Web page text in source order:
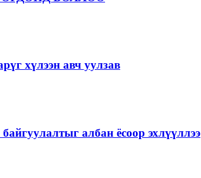
хүлээн авч уулзав
албан ёсоор эхлүүллээ